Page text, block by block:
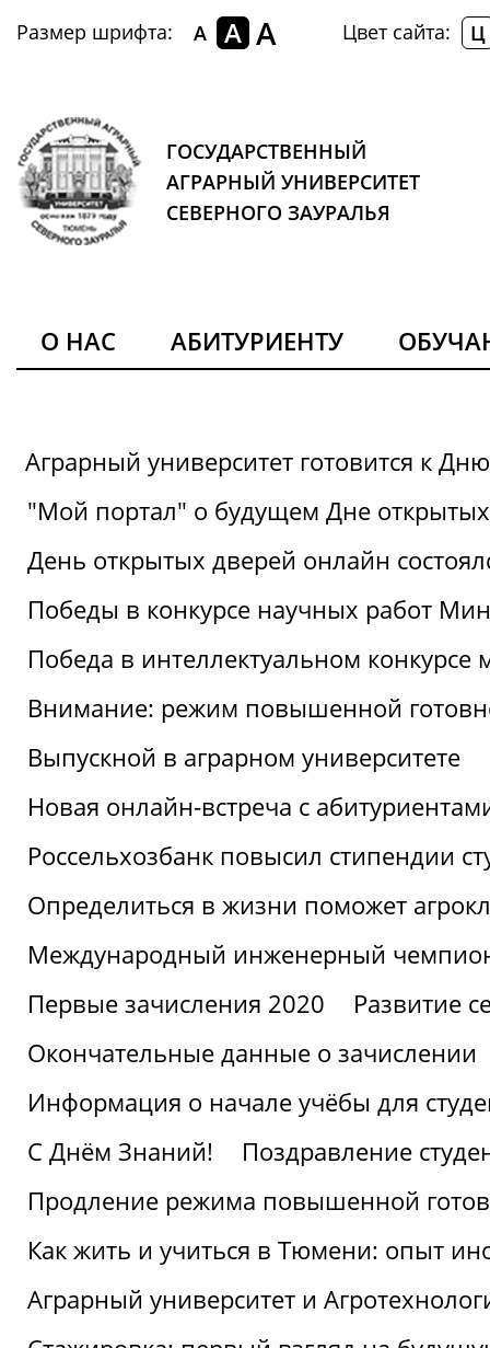
Размер шрифта: A A A Цвет сайта: Ц
ГОСУДАРСТВЕННЫЙ
АГРАРНЫЙ УНИВЕРСИТЕТ
СЕВЕРНОГО ЗАУРАЛЬЯ
О НАС АБИТУРИЕНТУ
Аграрный университет готовится к
"Мой портал" о будущем Дне
День открытых дверей онлайн
Победы в конкурсе научных работ
Победа в интеллектуальном конкурсе
Внимание: режим повышенной
Выпускной в аграрном университете
Новая онлайн-встреча с
Россельхозбанк повысил стипендии
Определиться в жизни поможет
Международный инженерный
Первые зачисления 2020
Развитие
Окончательные данные о зачислении
Информация о начале учёбы для
С Днём Знаний!
Поздравление
Продление режима повышенной
Как жить и учиться в Тюмени: опыт
Аграрный университет и